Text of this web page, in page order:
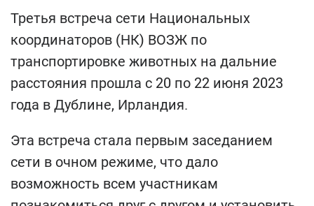
Третья встреча сети Национальных
координаторов (НК) ВОЗЖ по
транспортировке животных на дальние
расстояния прошла с 20 по 22 июня 2023
года в Дублине, Ирландия.
Эта встреча стала первым заседанием
сети в очном режиме, что дало
возможность всем участникам